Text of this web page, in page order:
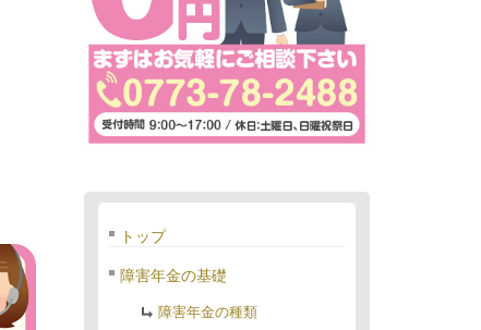
トップ
障害年金の基礎
障害年金の種類